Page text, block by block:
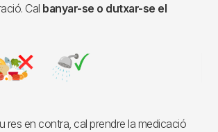
Cal banyar-se o dutxar-se el
res en contra, cal prendre la medicació